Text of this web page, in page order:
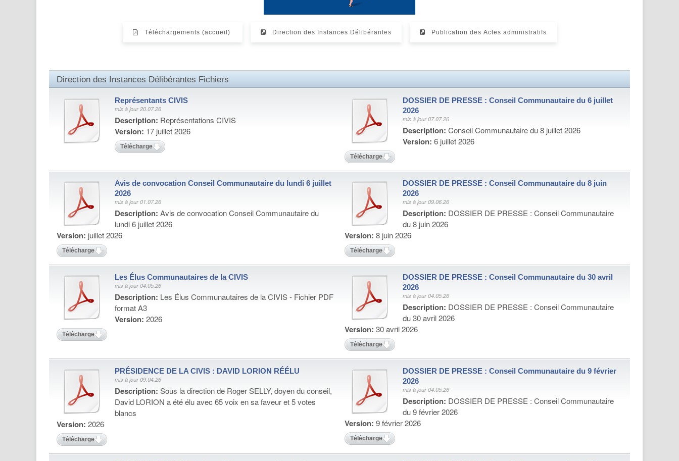
Téléchargements (accueil) Direction des Instances Délibérantes Publication des Actes administratifs
Direction des Instances Délibérantes Fichiers
Représentants CIVIS
mis à jour 20.07.26
Description: Représentations CIVIS
Version: 17 juillet 2026
Télécharger
DOSSIER DE PRESSE : Conseil Communautaire du 6 juillet
2026
mis à jour 07.07.26
Description: Conseil Communautaire du 8 juillet 2026
Version: 6 juillet 2026
Télécharger
Avis de convocation Conseil Communautaire du lundi 6 juillet
2026
mis à jour 01.07.26
Description: Avis de convocation Conseil Communautaire du
lundi 6 juillet 2026
Version: juillet 2026
Télécharger
DOSSIER DE PRESSE : Conseil Communautaire du 8 juin
2026
mis à jour 09.06.26
Description: DOSSIER DE PRESSE : Conseil Communautaire
du 8 juin 2026
Version: 8 juin 2026
Télécharger
Les Élus Communautaires de la CIVIS
mis à jour 04.05.26
Description: Les Élus Communautaires de la CIVIS - Fichier PDF
format A3
Version: 2026
Télécharger
DOSSIER DE PRESSE : Conseil Communautaire du 30 avril
2026
mis à jour 04.05.26
Description: DOSSIER DE PRESSE : Conseil Communautaire
du 30 avril 2026
Version: 30 avril 2026
Télécharger
PRÉSIDENCE DE LA CIVIS : DAVID LORION RÉÉLU
mis à jour 09.04.26
Description: Sous la direction de Roger SELLY, doyen du conseil,
David LORION a été élu avec 65 voix en sa faveur et 5 votes
blancs
Version: 2026
Télécharger
DOSSIER DE PRESSE : Conseil Communautaire du 9 février
2026
mis à jour 04.05.26
Description: DOSSIER DE PRESSE : Conseil Communautaire
du 9 février 2026
Version: 9 février 2026
Télécharger